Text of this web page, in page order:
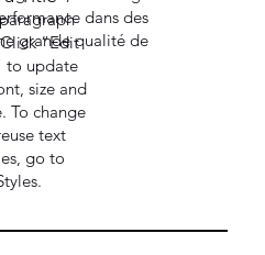
dans des
grande qualité de
“Edit
to update
size and
To change
text
go to